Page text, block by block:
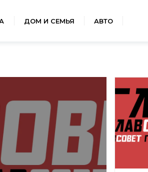
ДОМ И СЕМЬЯ АВТО